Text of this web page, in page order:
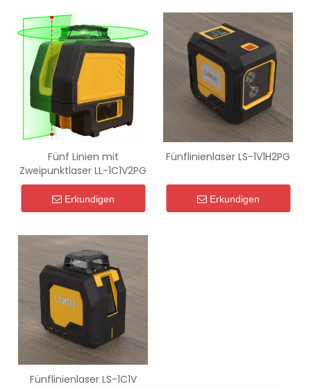
Fünf Linien mit
Zweipunktlaser LL-1C1V2PG
Erkundigen
Fünflinienlaser LS-1V1H2PG
Erkundigen
Fünflinienlaser LS-1C1V